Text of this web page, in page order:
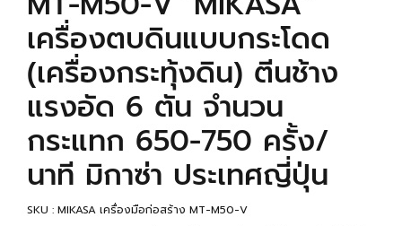
เครื่องตบดินแบบกระโดด
(เครื่องกระทุ้งดิน) ตีนช้าง
แรงอัด 6 ตัน จำนวน
กระแทก 650-750 ครั้ง/
นาที มิกาซ่า ประเทศญี่ปุ่น
SKU : MIKASA เครื่องมือก่อสร้าง MT-M50-V